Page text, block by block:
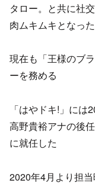
タロー。と共に社
肉ムキムキとなっ
現在も「王様のブ
ーを務める
「はやドキ!」に
高野貴裕アナの後
に就任した
2020年4月より担